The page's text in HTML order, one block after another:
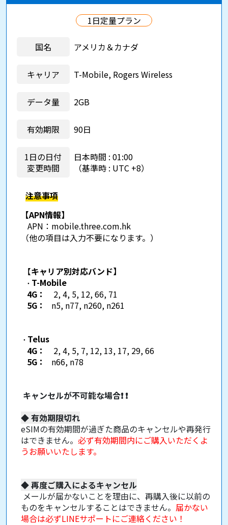
1日定量プラン
国名 アメリカ＆カナダ
キャリア T-Mobile, Rogers Wireless
データ量 2GB
有効期限 90日
1日の日付
変更時間
日本時間 : 01:00
（基準時 : UTC +8）
注意事項
【APN情報】
APN： mobile.three.com.hk
（他の項目は入力不要になります。）
【キャリア別対応バンド】
・ T-Mobile
4G： 2, 4, 5, 12, 66, 71
5G：
n5, n77, n260, n261
・ Telus
4G： 2, 4, 5, 7, 12, 13, 17, 29, 66
5G：
n66, n78
キャンセルが不可能な場合❗❗
◆有効期限切れ
eSIMの有効期間が過ぎた商品のキャンセルや再発行
はできません。 必ず有効期間内にご購入いただくよ
うお願いいたします。
◆再度ご購入によるキャンセル
メールが届かないことを理由に、再購入後に以前の
ものをキャンセルすることはできません。 届かない
場合は必ずLINEサポートにご連絡ください！